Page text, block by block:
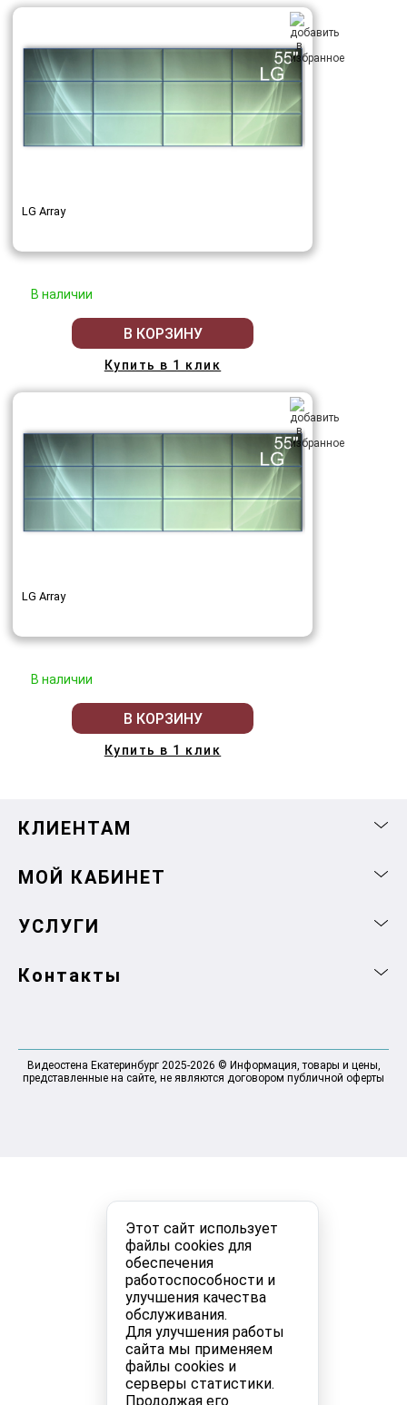
Этот сайт использует
файлы cookies для
обеспечения
работоспособности и
улучшения качества
обслуживания.
Для улучшения работы
сайта мы применяем
файлы cookies и
серверы статистики.
Продолжая его
LG Array
В наличии
В КОРЗИНУ
Купить в 1 клик
LG Array
В наличии
В КОРЗИНУ
Купить в 1 клик
КЛИЕНТАМ
МОЙ КАБИНЕТ
УСЛУГИ
Контакты
Видеостена Екатеринбург 2025-2026 © Информация, товары и цены,
представленные на сайте, не являются договором публичной оферты